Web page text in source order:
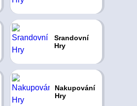
Srandovní
Hry
Nakupování
Hry